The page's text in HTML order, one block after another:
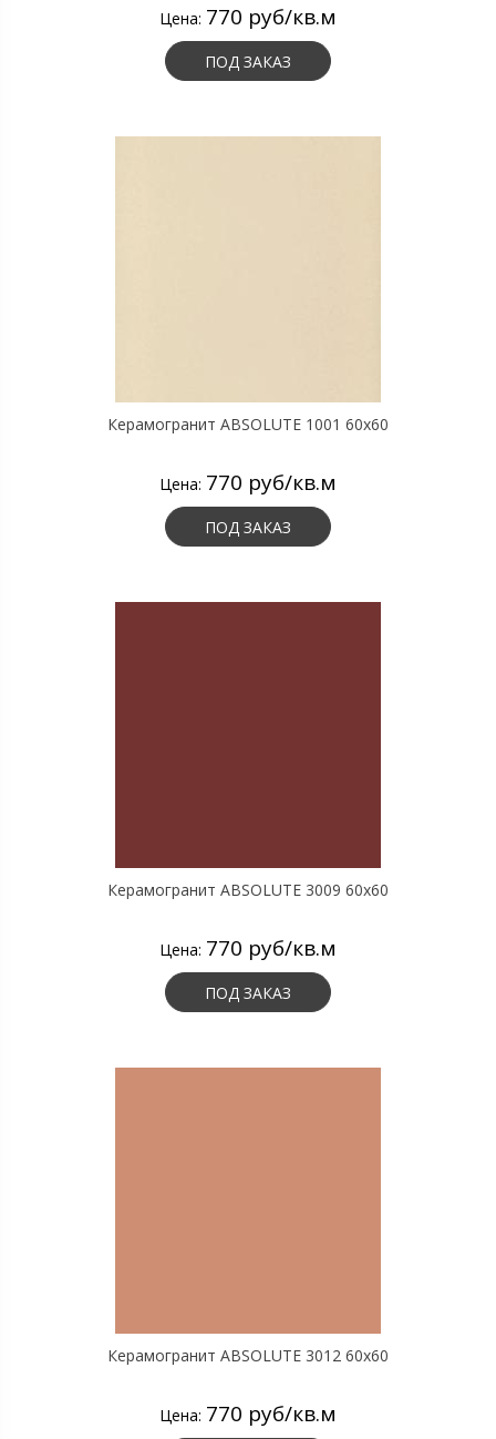
Цена: 770 руб/кв.м
ПОД ЗАКАЗ
Керамогранит ABSOLUTE 1001 60х60
Цена: 770 руб/кв.м
ПОД ЗАКАЗ
Керамогранит ABSOLUTE 3009 60х60
Цена: 770 руб/кв.м
ПОД ЗАКАЗ
Керамогранит ABSOLUTE 3012 60х60
Цена: 770 руб/кв.м